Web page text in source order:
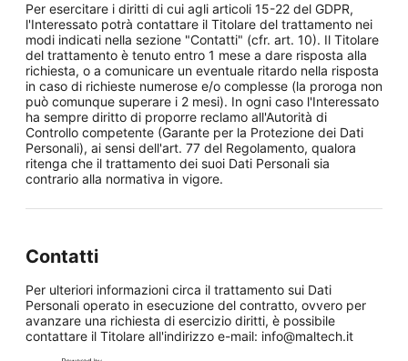
Per esercitare i diritti di cui agli articoli 15-22 del GDPR,
l'Interessato potrà contattare il Titolare del trattamento nei
modi indicati nella sezione "Contatti" (cfr. art. 10). Il Titolare
del trattamento è tenuto entro 1 mese a dare risposta alla
richiesta, o a comunicare un eventuale ritardo nella risposta
in caso di richieste numerose e/o complesse (la proroga non
può comunque superare i 2 mesi). In ogni caso l'Interessato
ha sempre diritto di proporre reclamo all'Autorità di
Controllo competente (Garante per la Protezione dei Dati
Personali), ai sensi dell'art. 77 del Regolamento, qualora
ritenga che il trattamento dei suoi Dati Personali sia
contrario alla normativa in vigore.
Contatti
Per ulteriori informazioni circa il trattamento sui Dati
Personali operato in esecuzione del contratto, ovvero per
avanzare una richiesta di esercizio diritti, è possibile
contattare il Titolare all'indirizzo e-mail: info@maltech.it